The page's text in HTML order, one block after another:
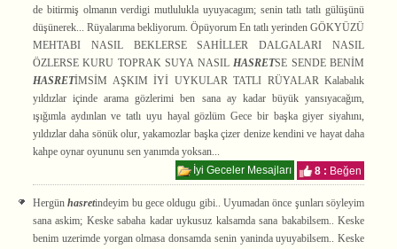
de bitirmiş olmanın verdigi mutlulukla uyuyacagım; senin tatlı tatlı gülüşünü
düşünerek... Rüyalarıma bekliyorum. Öpüyorum En tatlı yerinden GÖKYÜZÜ
MEHTABI NASIL BEKLERSE SAHİLLER DALGALARI NASIL
ÖZLERSE KURU TOPRAK SUYA NASILHASRETSE SENDE BENİM
HASRETİMSİM AŞKIM İYİ UYKULAR TATLI RÜYALAR Kalabalık
yıldızlar içinde arama gözlerimi ben sana ay kadar büyük yansıyacağım,
ışığımla aydınlan ve tatlı uyu hayal gözlüm Gece bir başka giyer siyahını,
yıldızlar daha sönük olur, yakamozlar başka çizer denize kendini ve hayat daha
kahpe oynar oyununu sen yanımda yoksan...
İyi Geceler Mesajları
8 : Beğen
Hergünhasretindeyim bu gece oldugu gibi.. Uyumadan önce şunları söyleyim
sana askim; Keske sabaha kadar uykusuz kalsamda sana bakabilsem.. Keske
benim uzerimde yorgan olmasa donsamda senin yaninda uyuyabilsem.. Keske